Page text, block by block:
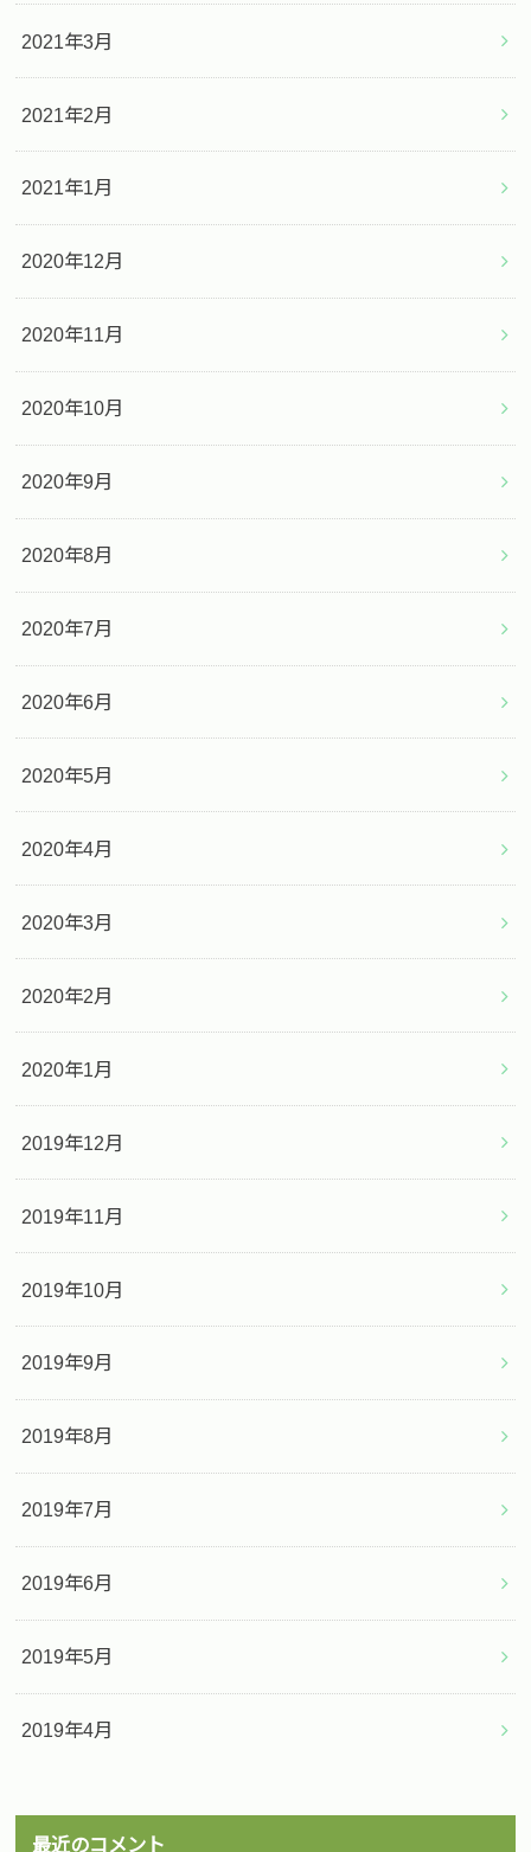
2021年3月
2021年2月
2021年1月
2020年12月
2020年11月
2020年10月
2020年9月
2020年8月
2020年7月
2020年6月
2020年5月
2020年4月
2020年3月
2020年2月
2020年1月
2019年12月
2019年11月
2019年10月
2019年9月
2019年8月
2019年7月
2019年6月
2019年5月
2019年4月
最近のコメント